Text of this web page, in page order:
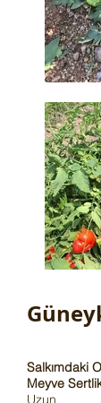
Salkımdaki
Meyve
Uzun